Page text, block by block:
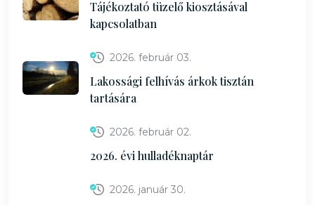
Tájékoztató tüzelő kiosztásával
kapcsolatban
2026. február 03.
Lakossági felhívás árkok tisztán
tartására
2026. február 02.
2026. évi hulladéknaptár
2026. január 30.